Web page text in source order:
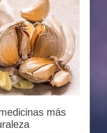
más